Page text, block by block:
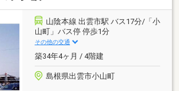
山陰本線 出雲市駅 バス17分/「小
山町」バス停 停歩1分
その他の交通
築34年4ヶ月 / 4階建
島根県出雲市小山町